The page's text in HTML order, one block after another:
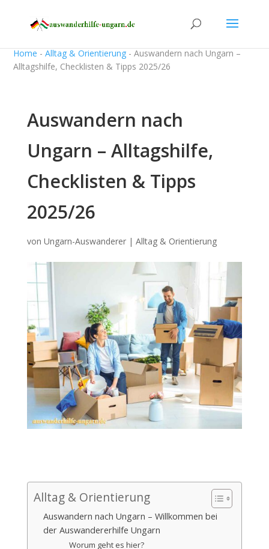
Home -Alltag & Orientierung -Auswandern nach Ungarn –
Alltagshilfe, Checklisten & Tipps 2025/26
Auswandern nach
Ungarn – Alltagshilfe,
Checklisten & Tipps
2025/26
von Ungarn-Auswanderer| Alltag & Orientierung
Alltag & Orientierung
Auswandern nach Ungarn – Willkommen bei
der Auswandererhilfe Ungarn
Worum geht es hier?